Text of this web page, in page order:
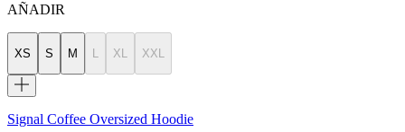
AÑADIR
XS S M L XL XXL
Signal Coffee Oversized Hoodie